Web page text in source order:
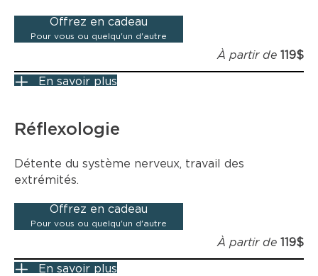
Offrez en cadeau
Pour vous ou quelqu'un d'autre
À partir de 119$
En savoir plus
Réflexologie
Détente du système nerveux, travail des
extrémités.
Offrez en cadeau
Pour vous ou quelqu'un d'autre
À partir de 119$
En savoir plus